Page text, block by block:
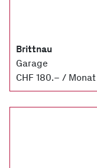
Brittnau
Garage
CHF 180.– / Monat